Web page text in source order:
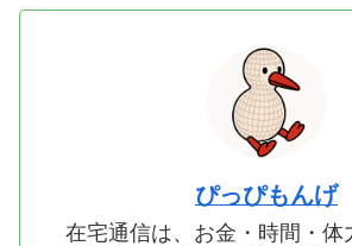
ぴっぴもんげ
在宅通信は、お金・時間・体